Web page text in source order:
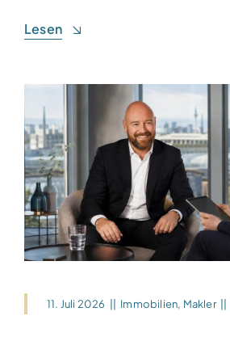
Lesen
11. Juli 2026 Immobilien, Makler